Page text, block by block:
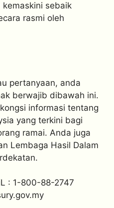
kemaskini sebaik
rasmi oleh
pertanyaan, anda
berwajib dibawah ini.
informasi tentang
yang terkini bagi
ramai. Anda juga
Lembaga Hasil Dalam
: 1-800-88-2747